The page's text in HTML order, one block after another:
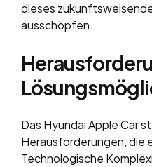
dieses
ausschöpfen.
Das Hyundai Apple Car
Herausforderungen, die
Technologische